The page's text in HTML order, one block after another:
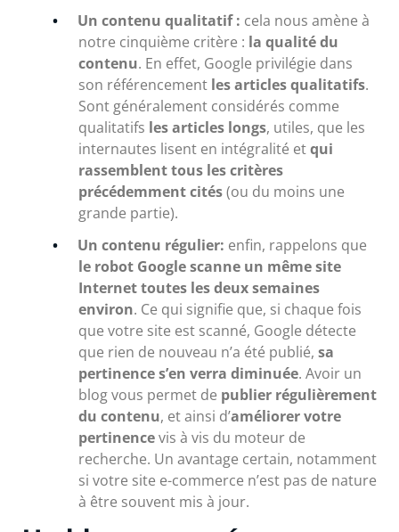
Un contenu qualitatif : cela nous amène à
notre cinquième critère : la qualité du
contenu. En effet, Google privilégie dans
son référencement les articles qualitatifs.
Sont généralement considérés comme
qualitatifs les articles longs, utiles, que les
internautes lisent en intégralité etqui
rassemblent tous les critères
précédemment cités(ou du moins une
grande partie).
Un contenu régulier: enfin, rappelons que
le robot Google scanne un même site
Internet toutes les deux semaines
environ. Ce qui signifie que, si chaque fois
que votre site est scanné, Google détecte
que rien de nouveau n’a été publié, sa
pertinence s’en verra diminuée. Avoir un
blog vous permet de publier régulièrement
du contenu, et ainsi d’améliorer votre
pertinencevis à vis du moteur de
recherche. Un avantage certain, notamment
si votre site e-commerce n’est pas de nature
à être souvent mis à jour.